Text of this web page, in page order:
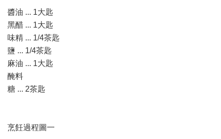
醬油 ... 1大匙
黑醋 ... 1大匙
味精 ... 1/4茶匙
鹽 ... 1/4茶匙
麻油 ... 1大匙
醃料
糖 ... 2茶匙
烹飪過程圖一